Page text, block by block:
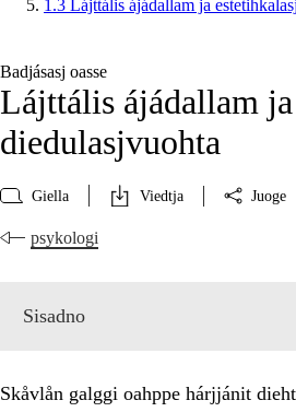
1.3 Lájttális ájádallam ja
Badjásasj oasse
Lájttális ájádallam
diedulasjvuohta
Giella Viedtja Juoge
psykologi
Sisadno
Skåvlån galggi oahppe hárjjánit